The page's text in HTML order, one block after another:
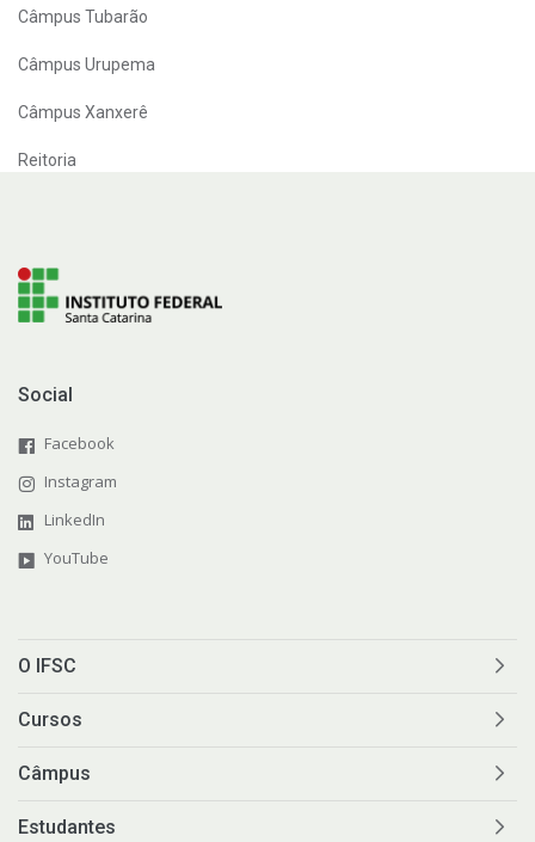
Câmpus Tubarão
Câmpus Urupema
Câmpus Xanxerê
Reitoria
Social
Facebook
Instagram
LinkedIn
YouTube
O IFSC
Cursos
Câmpus
Estudantes